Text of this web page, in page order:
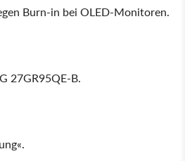
Burn-in bei OLED-Monitoren.
27GR95QE-B.
.